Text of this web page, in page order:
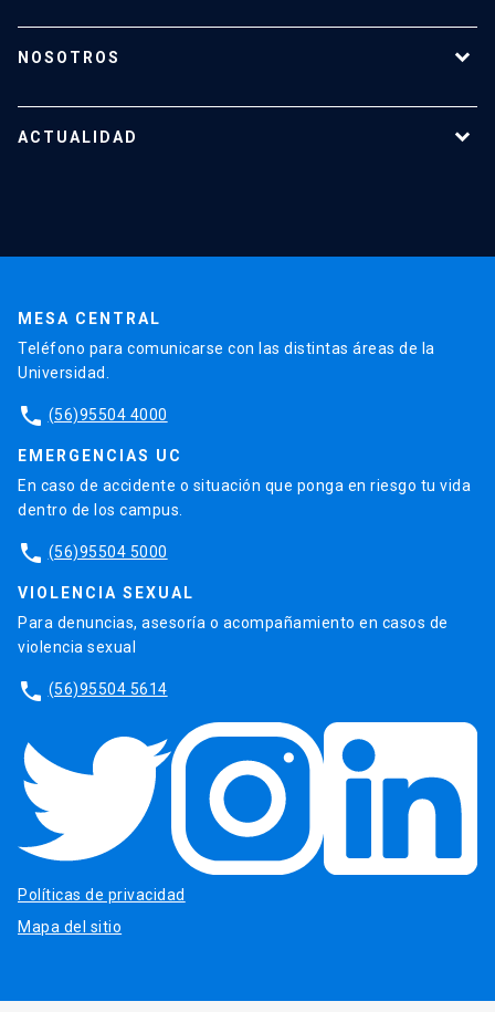
¿Cómo proteger mi investigación?
NOSOTROS
Nuestro equipo
ACTUALIDAD
MESA CENTRAL
Teléfono para comunicarse con las distintas áreas de la
Universidad.
phone (56)95504 4000
EMERGENCIAS UC
En caso de accidente o situación que ponga en riesgo tu vida
dentro de los campus.
phone (56)95504 5000
VIOLENCIA SEXUAL
Para denuncias, asesoría o acompañamiento en casos de
violencia sexual
phone (56)95504 5614
Políticas de privacidad
Mapa del sitio